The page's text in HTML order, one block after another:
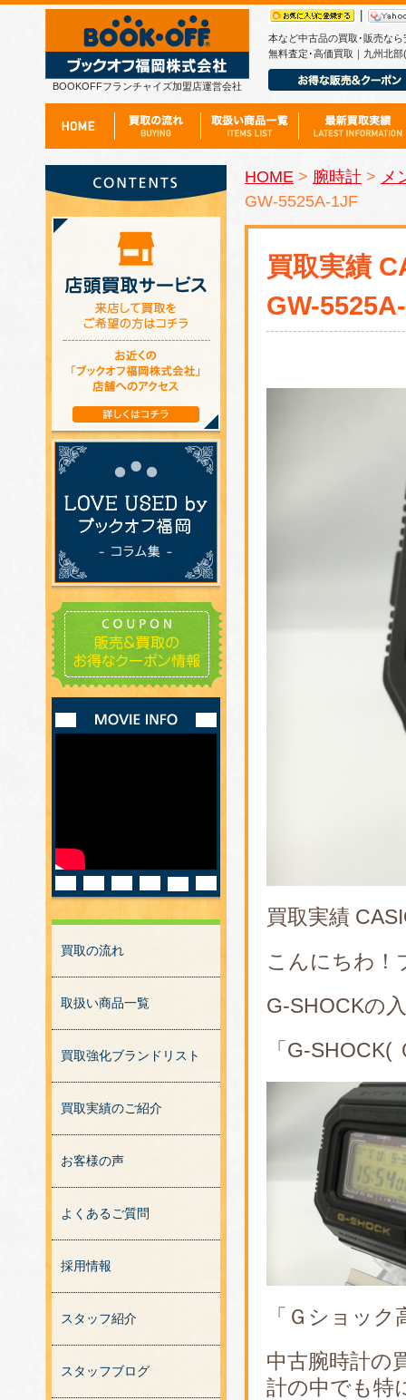
BOOKOFFフランチャイズ加盟店運営会社
本など中古品の買取･販売な
無料査定･高価買取｜九州北
HOME > 腕時計 > メ
GW-5525A-1JF
買取実績
GW-
買取実績
こんにちわ！
G-SHOCKの
「G-
「Ｇショッ
中古腕時計の
計の中でも特
買取の流れ
取扱い商品一覧
買取強化ブランドリスト
買取実績のご紹介
お客様の声
よくあるご質問
採用情報
スタッフ紹介
スタッフブログ